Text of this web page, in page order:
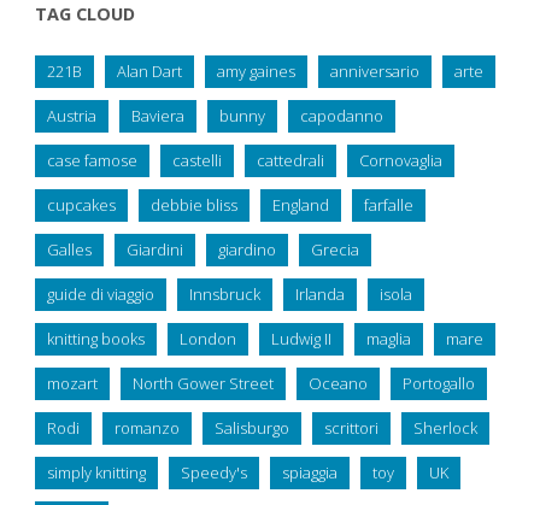
TAG CLOUD
221B Alan Dart amy gaines anniversario arte
Austria Baviera bunny capodanno
case famose castelli cattedrali Cornovaglia
cupcakes debbie bliss England farfalle
Galles Giardini giardino Grecia
guide di viaggio Innsbruck Irlanda isola
knitting books London Ludwig II maglia mare
mozart North Gower Street Oceano Portogallo
Rodi romanzo Salisburgo scrittori Sherlock
simply knitting Speedy's spiaggia toy UK